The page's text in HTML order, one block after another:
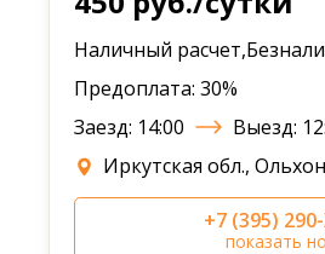
Наличный
Предоплата: 30%
Заезд: 14:00
Выезд:
Иркутская обл.,
+7 (395)
показать